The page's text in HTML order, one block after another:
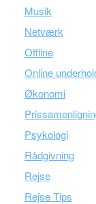
Musik
Netværk
Offline
Online
Økonomi
Psykologi
Rådgivning
Rejse
Rejse Tips